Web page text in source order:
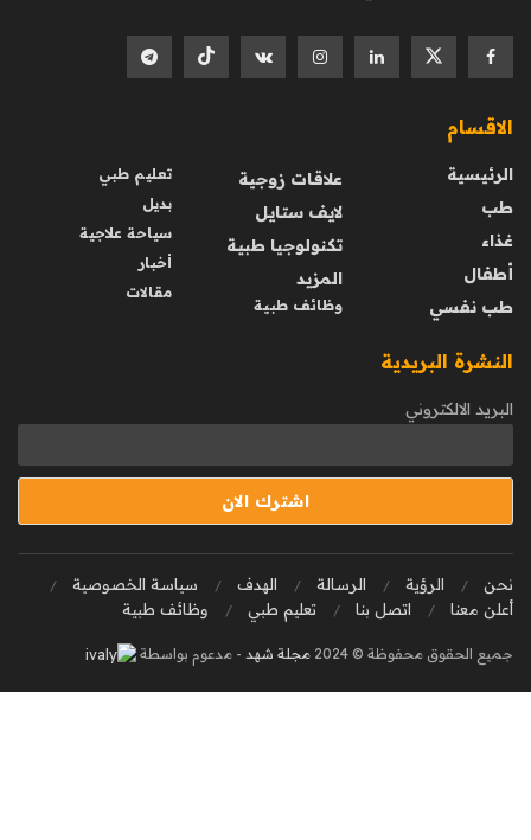
الاقسام
الرئيسية
طب
غذاء
أطفال
طب نفسي
علاقات زوجية
لايف ستايل
تكنولوجيا طبية
المزيد
وظائف طبية
تعليم طبي
بديل
سياحة علاجية
أخبار
مقالات
النشرة البريدية
البريد الالكتروني
نحن الرؤية الرسالة الهدف
سياسة الخصوصية
أعلن معنا
اتصل بنا تعليم طبي وظائف طبية
جميع الحقوق محفوظة © 2024 مجلة شهد - مدعوم بواسطة